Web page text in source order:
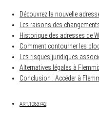
Découvrez la nouvelle
Les raisons des
Historique des adresses de
Comment contourner les
Les risques juridiques
Alternatives légales à
Conclusion : Accéder à
ART.1083742